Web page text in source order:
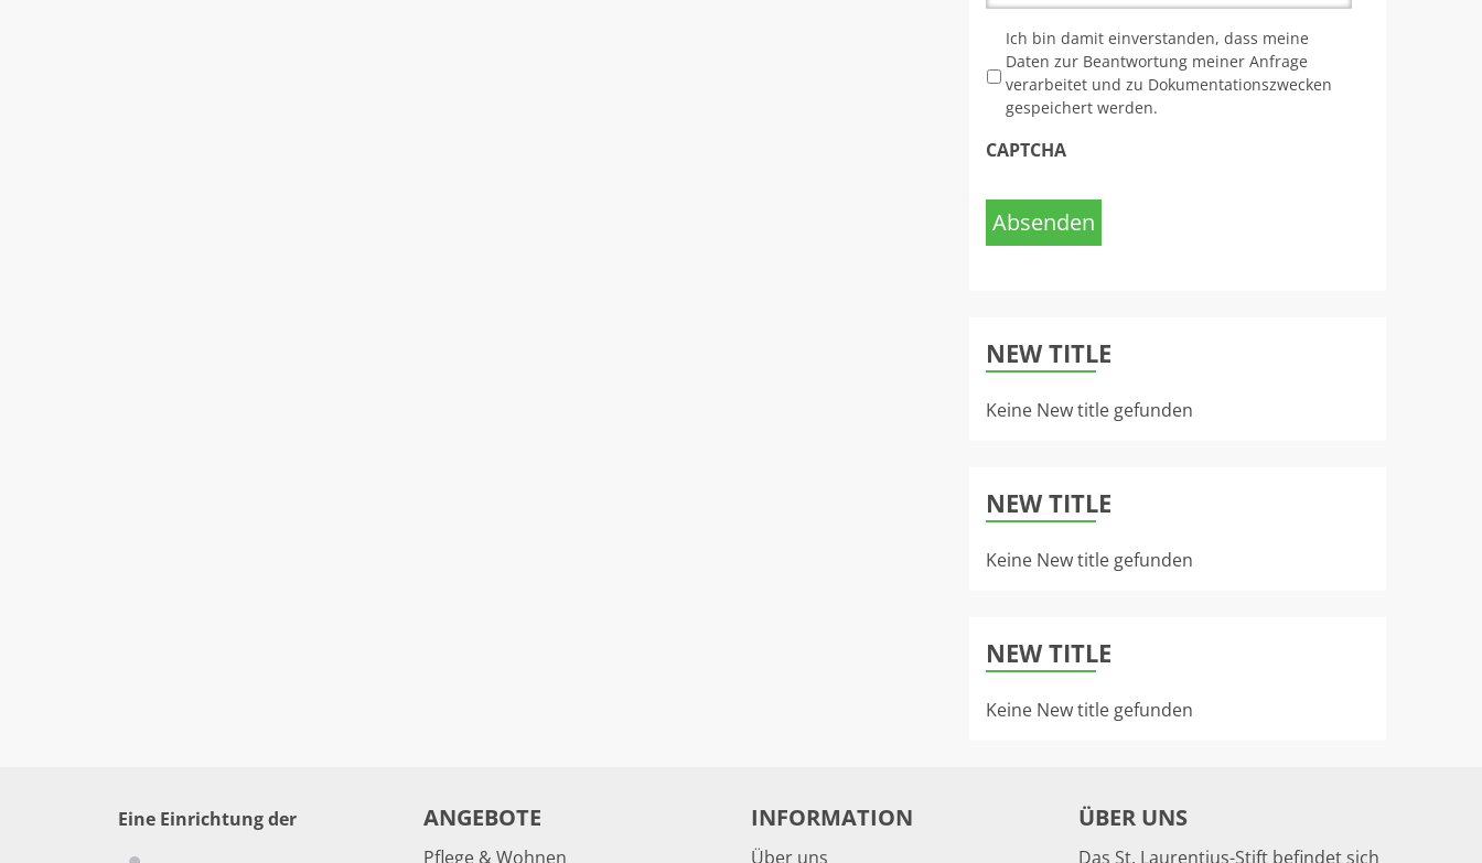
Ich bin damit einverstanden, dass meine
Daten zur Beantwortung meiner Anfrage
verarbeitet und zu Dokumentationszwecken
gespeichert werden.
CAPTCHA
Absenden
NEW TITLE
Keine New title gefunden
NEW TITLE
Keine New title gefunden
NEW TITLE
Keine New title gefunden
Eine Einrichtung der ANGEBOTE
Pflege & Wohnen
INFORMATION
Über uns
ÜBER UNS
Das St. Laurentius-Stift befindet sich